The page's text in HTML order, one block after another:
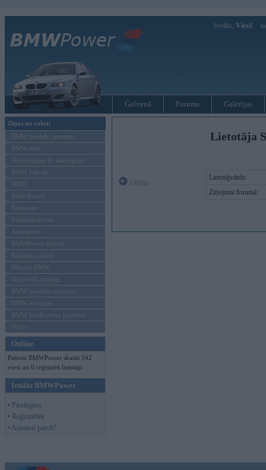
Sveiks, Viesi!
Galvenā Forums Galerijas
Ziņas un raksti
BMW modeļu jaunumi
BMW testi
Tehnoloģijas & sasniegumi
BMW Latvijā
MINI
Rolls-Royce
Pasākumi
Vadāmības tests
Autosports
BMWPower aktuāli
Reklāmas raksti
Mēneša BMW
Sērijveida tūnings
BMW pasaules jaunumi
BMW koncepti
BMW konkurentu jaunumi
Moto
Online
Pašreiz BMWPower skatās 342
viesi un 0 reģistrēti lietotāji.
Ienākt BMWPower
• Pieslēgties
• Reģistrēties
• Aizmirsi paroli?
Lietotāja
Lietotājvārds:
Ziņojumi forumā: